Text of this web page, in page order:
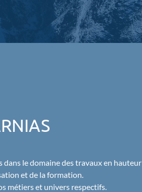
dans le domaine des travaux en hauteur
et de la formation.
métiers et univers respectifs.